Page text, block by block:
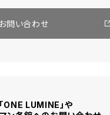
お問い合わせ
ONE LUMINE」や